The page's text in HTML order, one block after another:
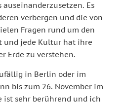
Es
verbergen und die von
Fragen rund um den
und jede Kultur hat ihre
Erde zu verstehen.
in Berlin oder im
bis zum 26. November im
ist sehr berührend und ich